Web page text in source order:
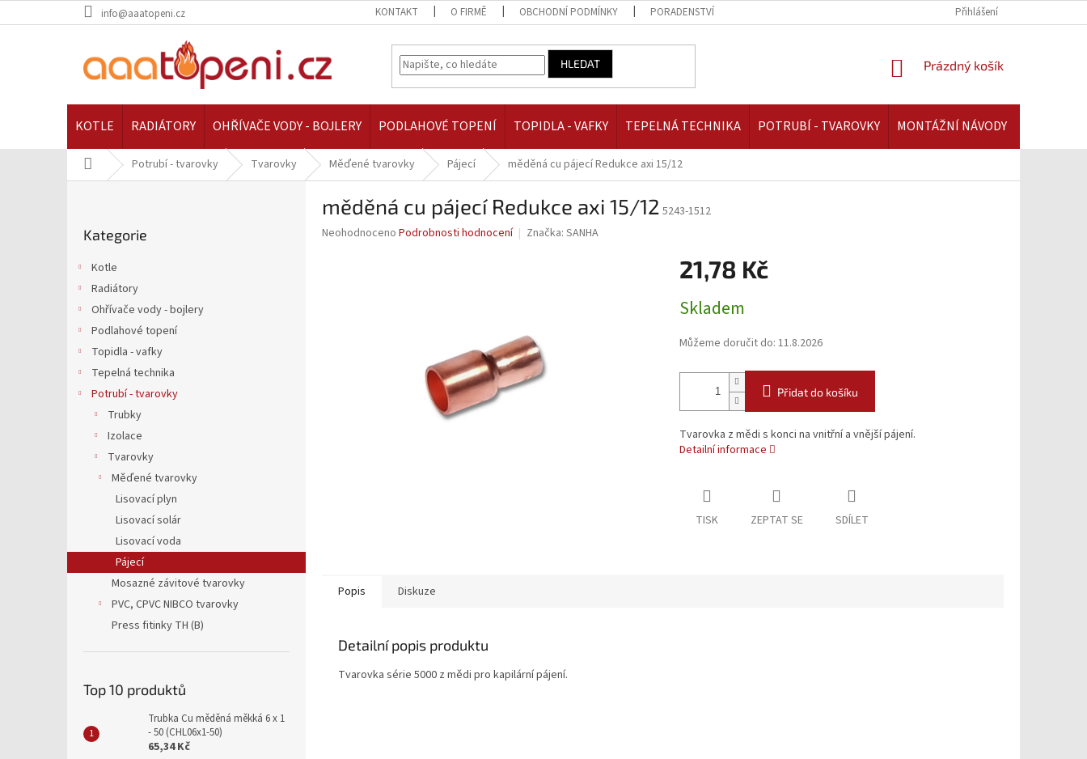
na
info@aaatopeni.cz KONTAKT O FIRMĚ OBCHODNÍ PODMÍNKY PORADENSTVÍ PLATBA A DOPRAVA |
Přihlášení
HLEDAT
NÁKUPNÍ
Prázdný košík
KOTLE RADIÁTORY OHŘÍVAČE VODY - BOJLERY PODLAHOVÉ TOPENÍ TOPIDLA - VAFKY TEPELNÁ TECHNIKA POTRUBÍ - TVAROVKY MONTÁŽNÍ NÁVODY
Domů Potrubí - tvarovky Tvarovky Měďené tvarovky Pájecí měděná cu pájecí Redukce axi 15/12
kategorie
Kategorie
Kotle
Radiátory
Ohřívače vody - bojlery
Podlahové topení
Topidla - vafky
Tepelná technika
Potrubí - tvarovky
Trubky
Izolace
Tvarovky
Měďené tvarovky
Lisovací plyn
Lisovací solár
Lisovací voda
Pájecí
Mosazné závitové tvarovky
PVC, CPVC NIBCO tvarovky
Press fitinky TH (B)
Top 10 produktů
Trubka Cu měděná měkká 6 x 1
- 50 (CHL06x1-50)
65,34 Kč
měděná cu pájecí Redukce axi 15/12 5243-1512
Průměrné
Neohodnoceno Podrobnosti hodnocení Značka: SANHA
21,78 Kč
cena:
Skladem
Můžeme doručit do: 11.8.2026
Přidat do košíku
Tvarovka z mědi s konci na vnitřní a vnější pájení.
Detailní informace
TISK ZEPTAT SE SDÍLET
Popis Diskuze
Detailní popis produktu
Tvarovka série 5000 z mědi pro kapilární pájení.